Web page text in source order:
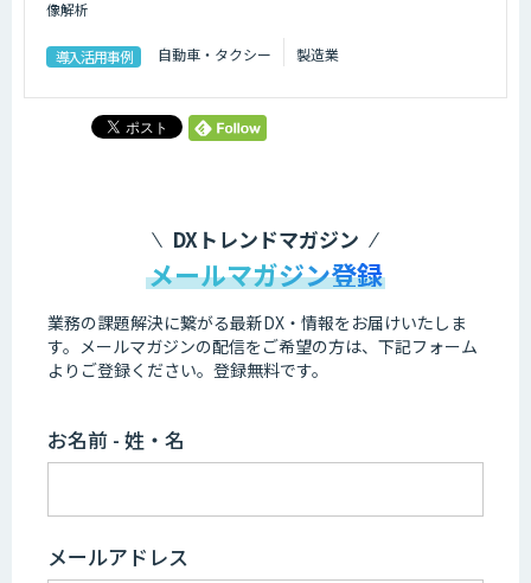
像解析
導入活用事例 自動車・タクシー 製造業
DXトレンドマガジン
メールマガジン登録
業務の課題解決に繋がる最新DX・情報をお届けいたしま
す。 メールマガジンの配信をご希望の方は、下記フォーム
よりご登録ください。登録無料です。
お名前 - 姓・名
メールアドレス